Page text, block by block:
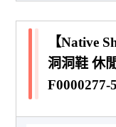
【Native
洞洞鞋 休
F0000277-